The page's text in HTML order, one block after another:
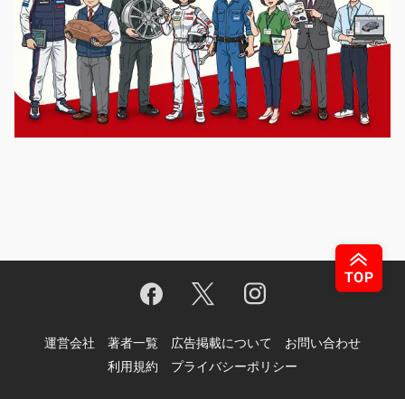
運営会社 著者一覧 広告掲載について
お問い合わせ
利用規約
プライバシーポリシー